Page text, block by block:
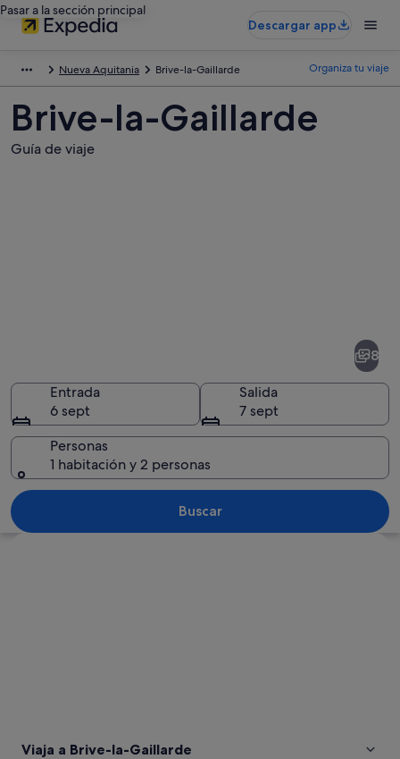
Pasar a la sección principal
Descargar app
Nueva Aquitania Brive-la-Gaillarde Organiza tu viaje
Brive-la-Gaillarde
Guía de viaje
Gaillarde
Un edificio histórico con sombrillas
8
Entrada
6 sept
Salida
7 sept
Personas
1 habitación y 2 personas
Buscar
Viaja a Brive-la-Gaillarde